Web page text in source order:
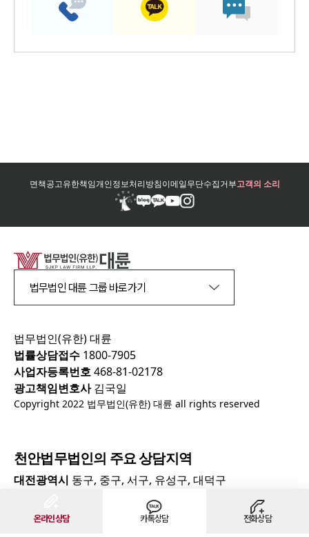
온라인상담 카톡상담 전화상담
면책공고유한책임개인정보처리방침이메일무단수집거부고객의 소리
법무법인 대륜 그룹 바로가기
법무법인(유한) 대륜
법률상담접수 1800-7905
사업자등록번호468-81-02178
광고책임변호사김국일
Copyright 2022 법무법인(유한) 대륜 all rights reserved
천안법무법인의 주요 상담지역
대전광역시 동구, 중구, 서구, 유성구, 대덕구
천안시, 아산시, 서산시, 당진시, 논산시, 공주시,
보령시, 홍성군, 예산군, 부여군, 태안군, 서천군, 금산군,